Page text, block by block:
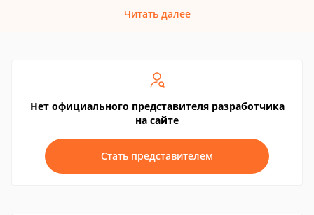
Читать далее
Нет официального представителя разработчика
на сайте
Стать представителем